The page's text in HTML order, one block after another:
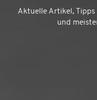
Aktuelle Artikel,
und